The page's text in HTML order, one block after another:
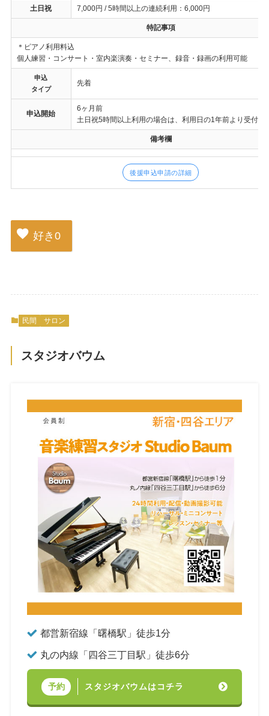
土日祝 7,000円 / 5時間以上の連続利用：6,000円
特記事項
＊ピアノ利用料込
個人練習・コンサート・室内楽演奏・セミナー、録音・録画の利用可能
申込
タイプ
先着
申込開始
6ヶ月前
土日祝5時間以上利用の場合は、利用日の1年前より受付開
備考欄
後援申込申請の詳細
好き 0
民間 サロン
スタジオバウム
都営新宿線「曙橋駅」徒歩1分
丸の内線「四谷三丁目駅」徒歩6分
予約 スタジオバウムはコチラ